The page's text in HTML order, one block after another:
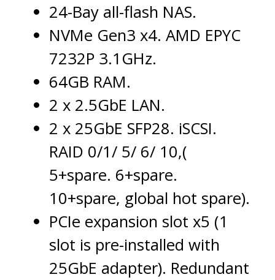
24-Bay all-flash NAS.
NVMe Gen3 x4. AMD EPYC
7232P 3.1GHz.
64GB RAM.
2 x 2.5GbE LAN.
2 x 25GbE SFP28. iSCSI.
RAID 0/1/ 5/ 6/ 10,(
5+spare. 6+spare.
10+spare, global hot spare).
PCIe expansion slot x5 (1
slot is pre-installed with
25GbE adapter). Redundant